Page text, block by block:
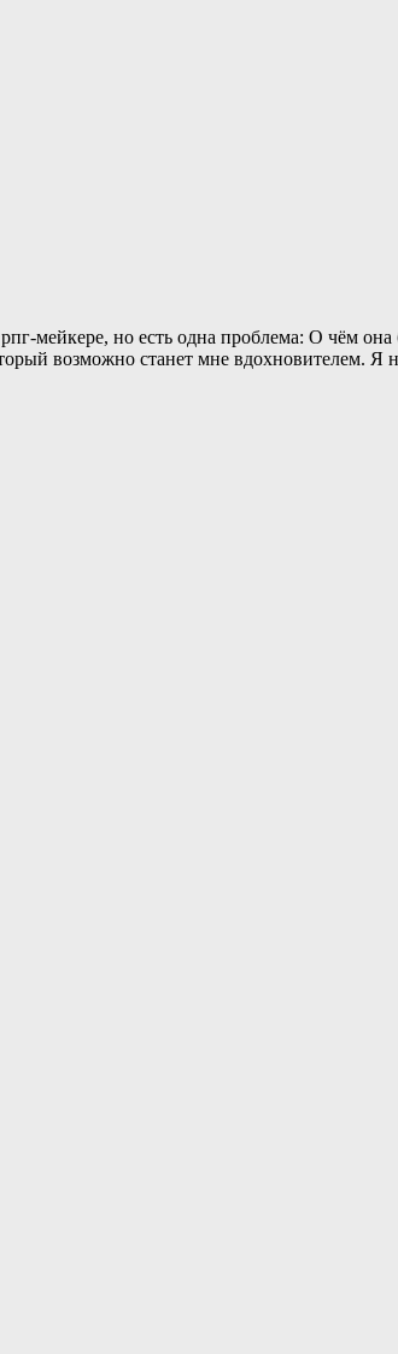
мейкере, но есть одна проблема: О чём
возможно станет мне вдохновителем. Я